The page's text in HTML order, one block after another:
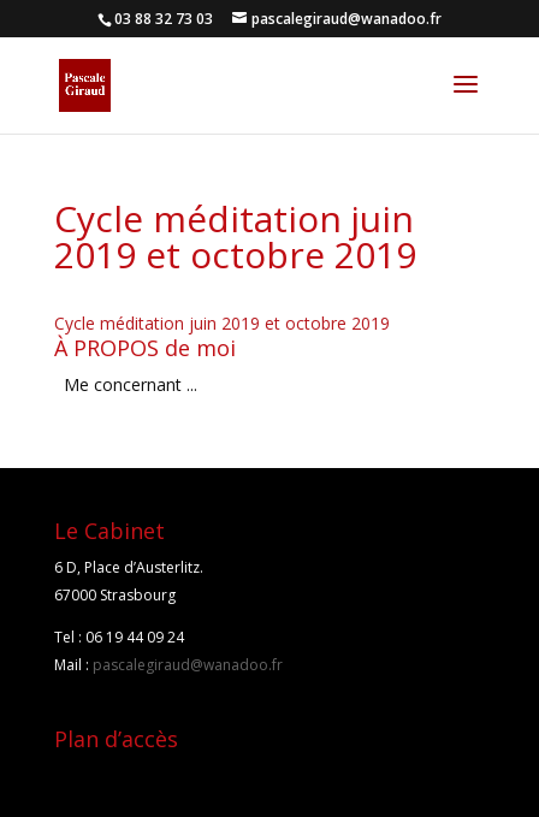
03 88 32 73 03 pascalegiraud@wanadoo.fr
Cycle méditation juin
2019 et octobre 2019
Cycle méditation juin 2019 et octobre 2019
À PROPOS de moi
Me concernant ...
Le Cabinet
6 D, Place d’Austerlitz.
67000 Strasbourg
Tel : 06 19 44 09 24
Mail : pascalegiraud@wanadoo.fr
Plan d’accès